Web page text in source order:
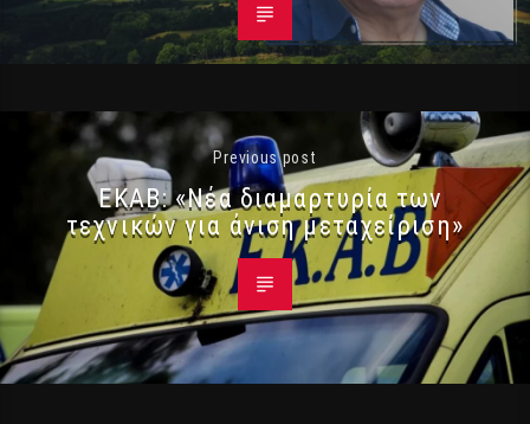
Previous post
ΕΚΑΒ: «Νέα διαμαρτυρία των
τεχνικών για άνιση μεταχείριση»